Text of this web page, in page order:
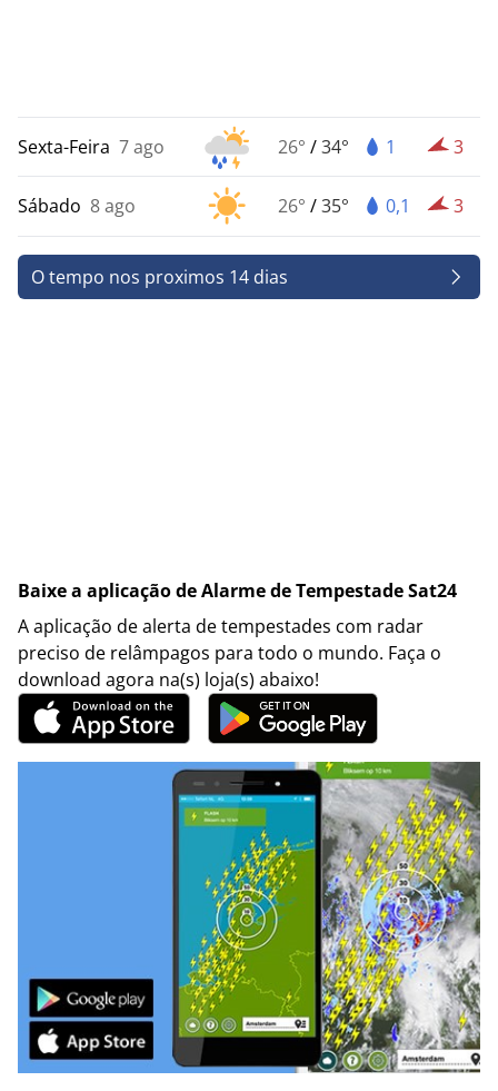
Sexta-Feira 7 ago 26° /34° 1 3
Sábado 8 ago 26° /35° 0,1 3
O tempo nos proximos 14 dias
Baixe a aplicação de Alarme de Tempestade Sat24
A aplicação de alerta de tempestades com radar
preciso de relâmpagos para todo o mundo. Faça o
download agora na(s) loja(s) abaixo!